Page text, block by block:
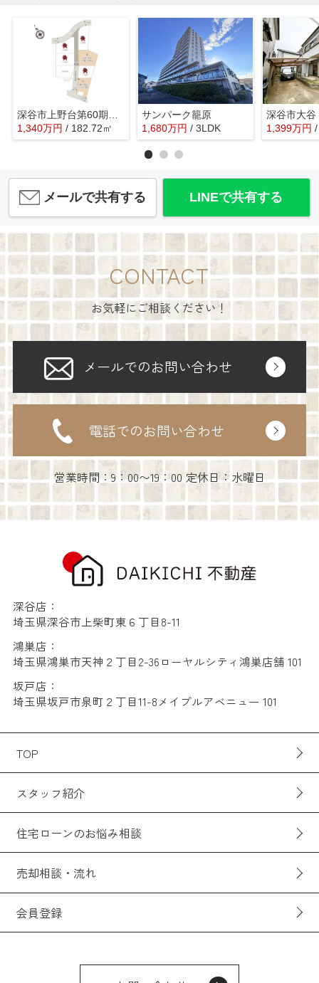
1,340万円 / 182.72㎡
サンパーク籠原
1,680万円 / 3LDK
深谷市大
1,399万円
メールで共有する LINEで共有する
CONTACT
お気軽にご相談ください！
メールでのお問い合わせ
電話でのお問い合わせ
営業時間：9：00〜19：00 定休日：水曜日
深谷店：
埼玉県深谷市上柴町東６丁目8-11
鴻巣店：
埼玉県鴻巣市天神２丁目2-36ローヤルシティ鴻巣店舗 101
坂戸店：
埼玉県坂戸市泉町２丁目11-8メイプルアベニュー 101
TOP
スタッフ紹介
住宅ローンのお悩み相談
売却相談・流れ
会員登録